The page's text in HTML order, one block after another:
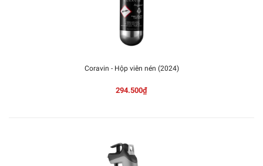
Coravin - Hộp viên nén (2024)
294.500₫